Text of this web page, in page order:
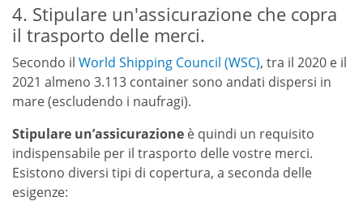
4. Stipulare un'assicurazione che copra
il trasporto delle merci.
Secondo il World Shipping Council (WSC), tra il 2020 e il
2021 almeno 3.113 container sono andati dispersi in
mare (escludendo i naufragi).
Stipulare un’assicurazione è quindi un requisito
indispensabile per il trasporto delle vostre merci.
Esistono diversi tipi di copertura, a seconda delle
esigenze: